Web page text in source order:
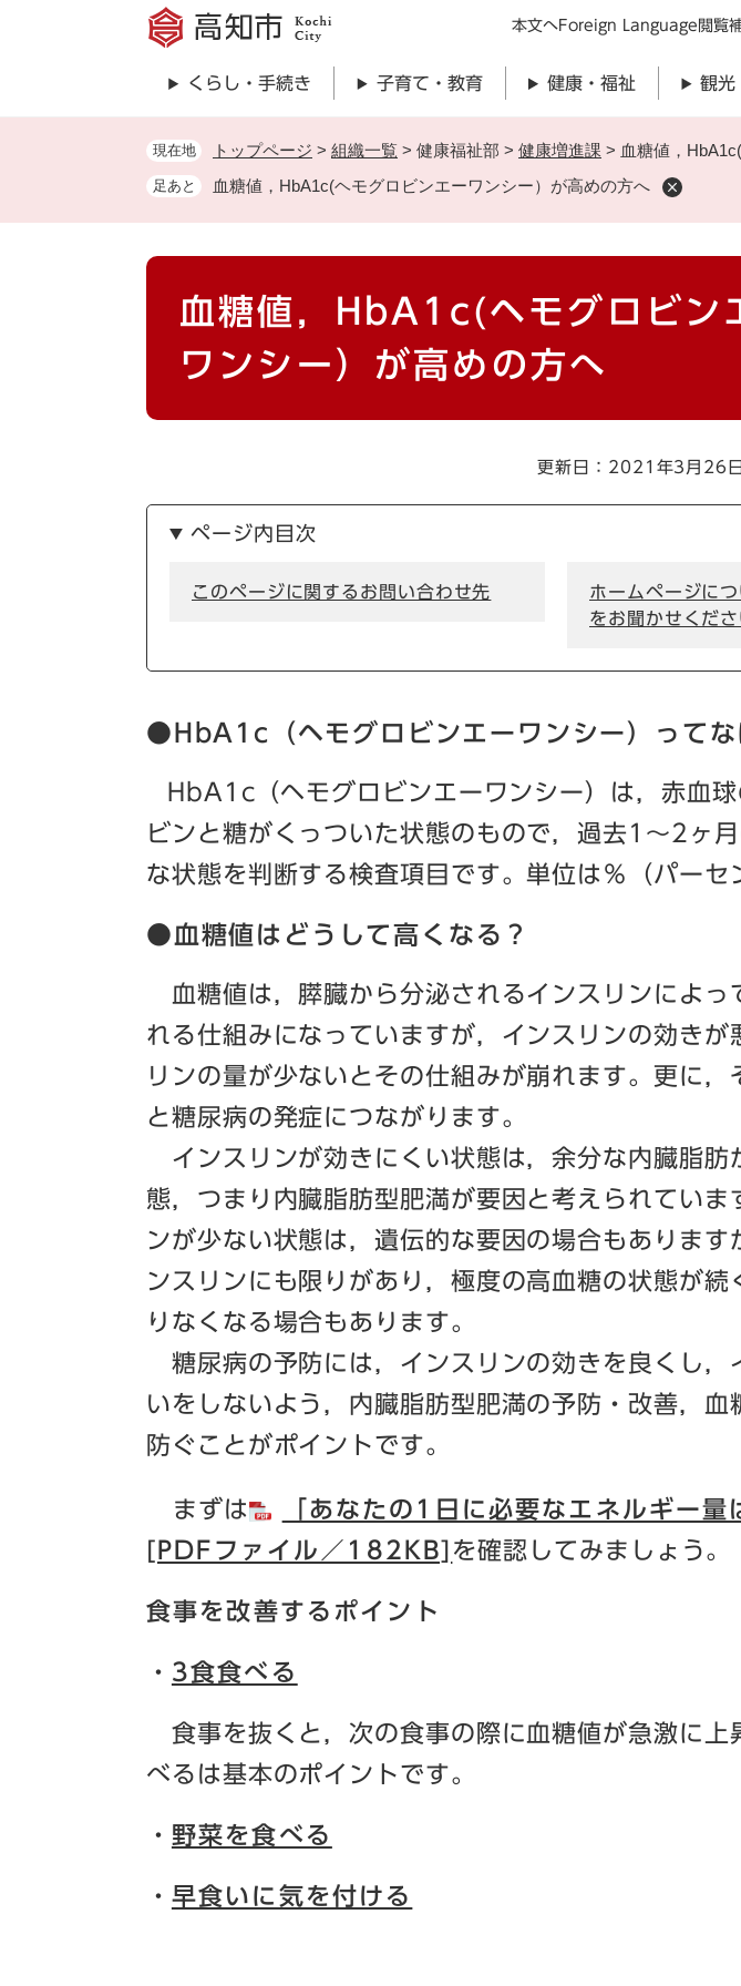
先
。
メニューを
本文へForeign Language 閲覧
くらし・手続き 子育て・教育 健康・福祉 観光
現在地 トップページ > 組織一覧 > 健康福祉部 > 健康増進課 > 血糖値，
足あと 血糖値，HbA1c(ヘモグロビンエーワンシー）が高めの方へ
本
血糖値，HbA1c(ヘモグロビン
ワンシー）が高めの方へ
更新日：2021年3月26
ページ内目次
このページに関するお問い合わせ先
ホームページに
をお聞かせくださ
●HbA1c（ヘモグロビンエーワンシー）ってな
HbA1c（ヘモグロビンエーワンシー）は，赤血球
ビンと糖がくっついた状態のもので，過去1～2ヶ
な状態を判断する検査項目です。単位は％（パーセ
●血糖値はどうして高くなる？
血糖値は，膵臓から分泌されるインスリンによっ
れる仕組みになっていますが，インスリンの効きが
リンの量が少ないとその仕組みが崩れます。更に，
と糖尿病の発症につながります。
インスリンが効きにくい状態は，余分な内臓脂肪
態，つまり内臓脂肪型肥満が要因と考えられていま
ンが少ない状態は，遺伝的な要因の場合もあります
ンスリンにも限りがあり，極度の高血糖の状態が続
りなくなる場合もあります。
糖尿病の予防には，インスリンの効きを良くし，
いをしないよう，内臓脂肪型肥満の予防・改善，血
防ぐことがポイントです。
まずは
「あなたの1日に必要なエネルギー量
[PDFファイル／182KB] を確認してみましょう。
食事を改善するポイント
・ 3食食べる
食事を抜くと，次の食事の際に血糖値が急激に上
べるは基本のポイントです。
・ 野菜を食べる
・ 早食いに気を付ける